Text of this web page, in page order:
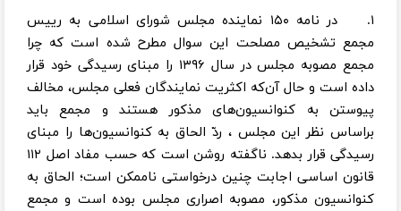
۱. در نامه ۱۵۰ نماینده مجلس شورای اسلامی به رییس
مجمع تشخیص مصلحت این سوال مطرح شده است که چرا
مجمع مصوبه مجلس در سال ۱۳۹۶ را مبنای رسیدگی خود قرار
داده است و حال آن‌که اکثریت نمایندگان فعلی مجلس، مخالف
پیوستن به کنوانسیون‌های مذکور هستند و مجمع باید
براساس نظر این مجلس ، ردّ الحاق به کنوانسیون‌ها را مبنای
رسیدگی قرار بدهد. ناگفته روشن است که حسب مفاد اصل ۱۱۲
قانون اساسی اجابت چنین درخواستی ناممکن است؛ الحاق به
کنوانسیون مذکور، مصوبه اصراری مجلس بوده است و مجمع